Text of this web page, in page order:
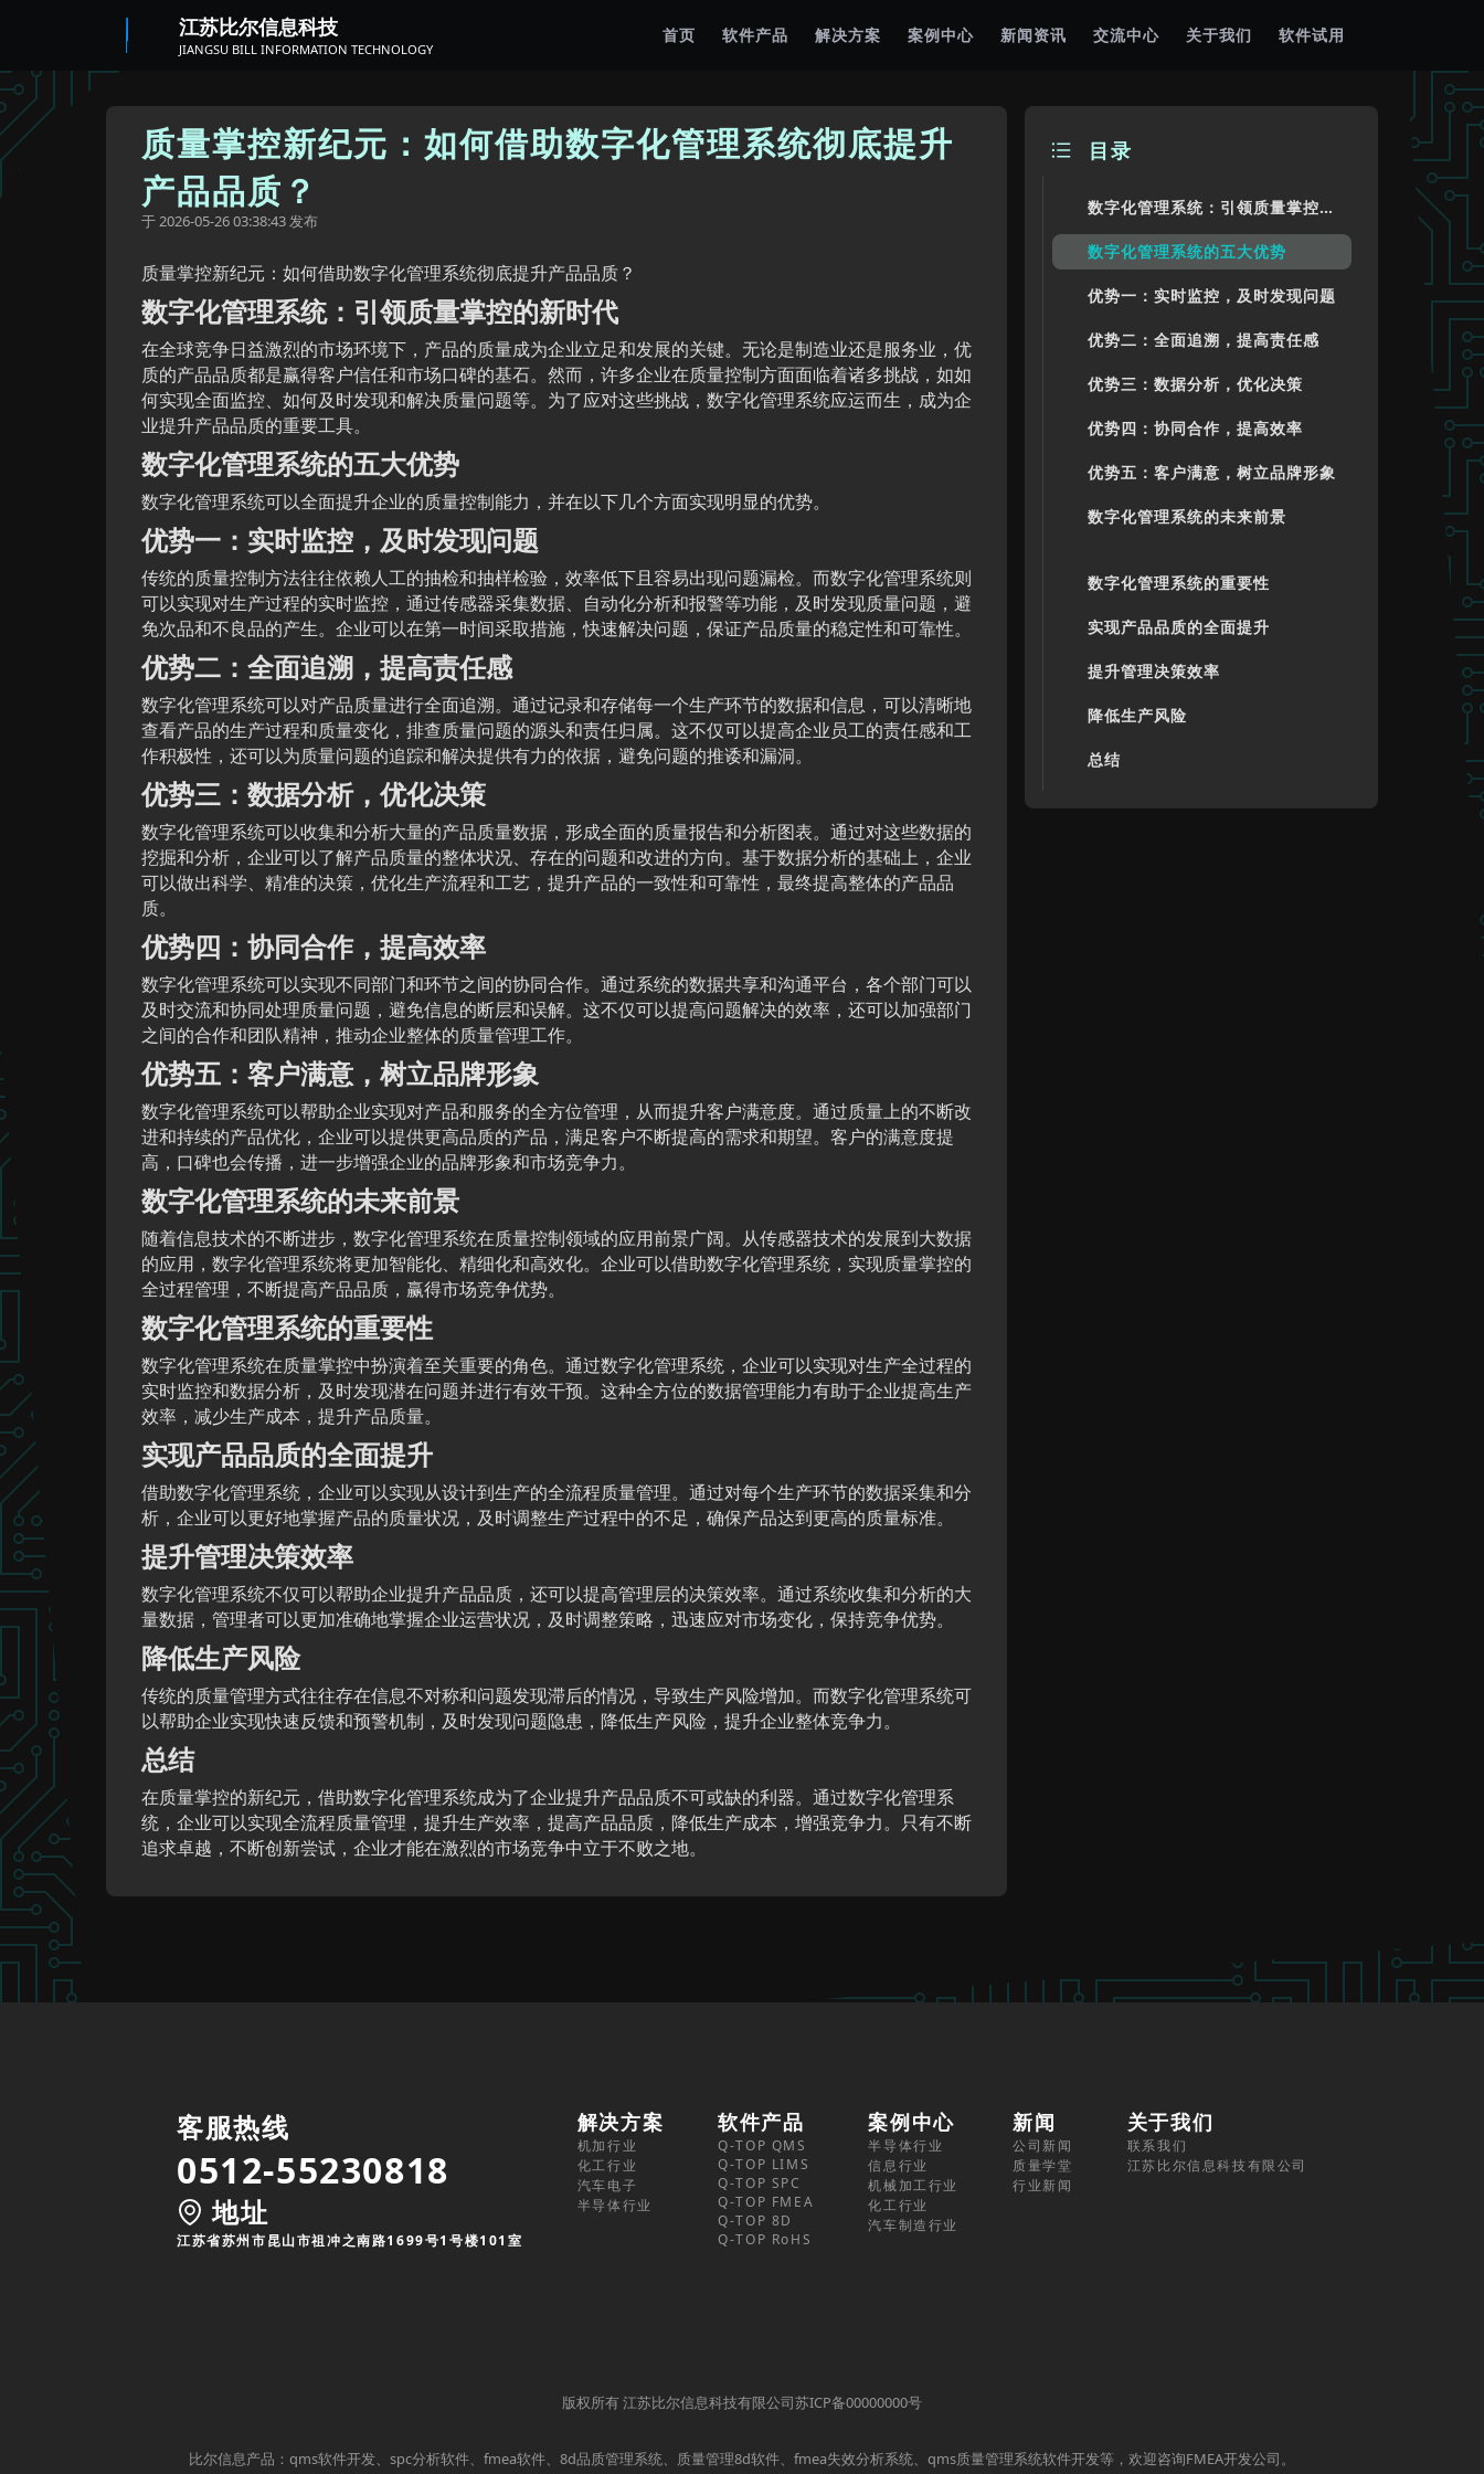
江苏比尔信息科技
JIANGSU BILL INFORMATION TECHNOLOGY
首页 软件产品 解决方案 案例中心 新闻资讯 交流中心 关于我们 软件试用
质量掌控新纪元：如何借助数字化管理系统彻底提升
产品品质？
于2026-05-26 03:38:43 发布
质量掌控新纪元：如何借助数字化管理系统彻底提升产品品质？
数字化管理系统：引领质量掌控的新时代
在全球竞争日益激烈的市场环境下，产品的质量成为企业立足和发展的关键。无论是制造业还是服务业，优
质的产品品质都是赢得客户信任和市场口碑的基石。然而，许多企业在质量控制方面面临着诸多挑战，如如
何实现全面监控、如何及时发现和解决质量问题等。为了应对这些挑战，数字化管理系统应运而生，成为企
业提升产品品质的重要工具。
数字化管理系统的五大优势
数字化管理系统可以全面提升企业的质量控制能力，并在以下几个方面实现明显的优势。
优势一：实时监控，及时发现问题
传统的质量控制方法往往依赖人工的抽检和抽样检验，效率低下且容易出现问题漏检。而数字化管理系统则
可以实现对生产过程的实时监控，通过传感器采集数据、自动化分析和报警等功能，及时发现质量问题，避
免次品和不良品的产生。企业可以在第一时间采取措施，快速解决问题，保证产品质量的稳定性和可靠性。
优势二：全面追溯，提高责任感
数字化管理系统可以对产品质量进行全面追溯。通过记录和存储每一个生产环节的数据和信息，可以清晰地
查看产品的生产过程和质量变化，排查质量问题的源头和责任归属。这不仅可以提高企业员工的责任感和工
作积极性，还可以为质量问题的追踪和解决提供有力的依据，避免问题的推诿和漏洞。
优势三：数据分析，优化决策
数字化管理系统可以收集和分析大量的产品质量数据，形成全面的质量报告和分析图表。通过对这些数据的
挖掘和分析，企业可以了解产品质量的整体状况、存在的问题和改进的方向。基于数据分析的基础上，企业
可以做出科学、精准的决策，优化生产流程和工艺，提升产品的一致性和可靠性，最终提高整体的产品品
质。
优势四：协同合作，提高效率
数字化管理系统可以实现不同部门和环节之间的协同合作。通过系统的数据共享和沟通平台，各个部门可以
及时交流和协同处理质量问题，避免信息的断层和误解。这不仅可以提高问题解决的效率，还可以加强部门
之间的合作和团队精神，推动企业整体的质量管理工作。
优势五：客户满意，树立品牌形象
数字化管理系统可以帮助企业实现对产品和服务的全方位管理，从而提升客户满意度。通过质量上的不断改
进和持续的产品优化，企业可以提供更高品质的产品，满足客户不断提高的需求和期望。客户的满意度提
高，口碑也会传播，进一步增强企业的品牌形象和市场竞争力。
数字化管理系统的未来前景
随着信息技术的不断进步，数字化管理系统在质量控制领域的应用前景广阔。从传感器技术的发展到大数据
的应用，数字化管理系统将更加智能化、精细化和高效化。企业可以借助数字化管理系统，实现质量掌控的
全过程管理，不断提高产品品质，赢得市场竞争优势。
数字化管理系统的重要性
数字化管理系统在质量掌控中扮演着至关重要的角色。通过数字化管理系统，企业可以实现对生产全过程的
实时监控和数据分析，及时发现潜在问题并进行有效干预。这种全方位的数据管理能力有助于企业提高生产
效率，减少生产成本，提升产品质量。
实现产品品质的全面提升
借助数字化管理系统，企业可以实现从设计到生产的全流程质量管理。通过对每个生产环节的数据采集和分
析，企业可以更好地掌握产品的质量状况，及时调整生产过程中的不足，确保产品达到更高的质量标准。
提升管理决策效率
数字化管理系统不仅可以帮助企业提升产品品质，还可以提高管理层的决策效率。通过系统收集和分析的大
量数据，管理者可以更加准确地掌握企业运营状况，及时调整策略，迅速应对市场变化，保持竞争优势。
降低生产风险
传统的质量管理方式往往存在信息不对称和问题发现滞后的情况，导致生产风险增加。而数字化管理系统可
以帮助企业实现快速反馈和预警机制，及时发现问题隐患，降低生产风险，提升企业整体竞争力。
总结
在质量掌控的新纪元，借助数字化管理系统成为了企业提升产品品质不可或缺的利器。通过数字化管理系
统，企业可以实现全流程质量管理，提升生产效率，提高产品品质，降低生产成本，增强竞争力。只有不断
追求卓越，不断创新尝试，企业才能在激烈的市场竞争中立于不败之地。
目录
数字化管理系统：引领质量掌控的新时代
数字化管理系统的五大优势
优势一：实时监控，及时发现问题
优势二：全面追溯，提高责任感
优势三：数据分析，优化决策
优势四：协同合作，提高效率
优势五：客户满意，树立品牌形象
数字化管理系统的未来前景
数字化管理系统的重要性
实现产品品质的全面提升
提升管理决策效率
降低生产风险
总结
客服热线
0512-55230818
地址
江苏省苏州市昆山市祖冲之南路1699号1号楼101室
解决方案
机加行业
化工行业
汽车电子
半导体行业
软件产品
Q-TOP QMS
Q-TOP LIMS
Q-TOP SPC
Q-TOP FMEA
Q-TOP 8D
Q-TOP RoHS
案例中心
半导体行业
信息行业
机械加工行业
化工行业
汽车制造行业
新闻
公司新闻
质量学堂
行业新闻
关于我们
联系我们
江苏比尔信息科技有限公司
版权所有 江苏比尔信息科技有限公司苏ICP备00000000号
比尔信息产品：qms软件开发、spc分析软件、fmea软件、8d品质管理系统、质量管理8d软件、fmea失效分析系统、qms质量管理系统软件开发等，欢迎咨询FMEA开发公司。